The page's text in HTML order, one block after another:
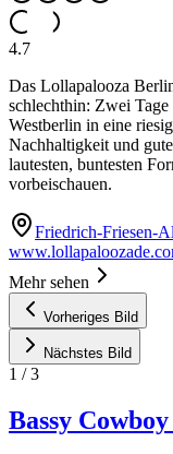
4.7
Das Lollapalooza
schlechthin: Zwei
Westberlin in eine
Nachhaltigkeit und
lautesten, buntesten
vorbeischauen.
Friedrich-Friesen-
Mehr sehen
Vorheriges Bild
Nächstes Bild
1 /3
Bassy